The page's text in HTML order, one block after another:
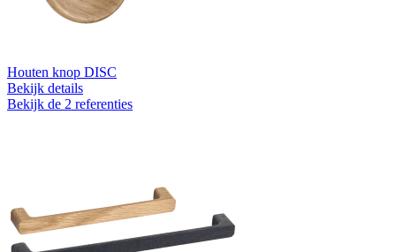
Houten knop DISC
Bekijk details
Bekijk de 2 referenties